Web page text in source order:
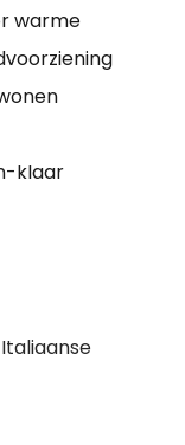
warme
klaar